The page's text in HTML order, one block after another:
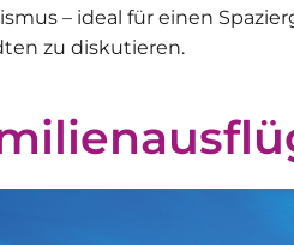
– ideal für einen
zu diskutieren.